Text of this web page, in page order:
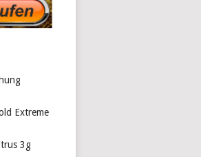
Extreme
3g